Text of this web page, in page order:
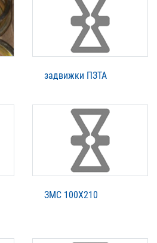
задвижки ПЗТА
ЗМС 100Х210